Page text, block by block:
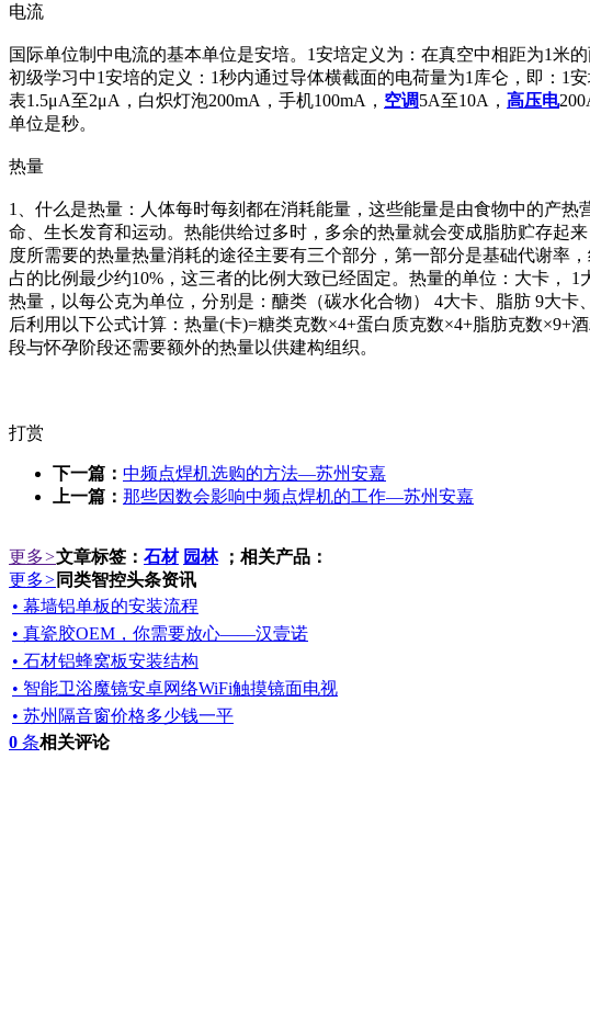
电流
国际单位制中电流的基本单位是安培。1安培定义为：在真空中相距为1米
初级学习中1安培的定义：1秒内通过导体横截面的电荷量为1库仑，即：1
表1.5μA至2μA，白炽灯泡200mA，手机100mA， 空调5A至10A， 高压电
单位是秒。
热量
1、什么是热量：人体每时每刻都在消耗能量，这些能量是由食物中的产
命、生长发育和运动。热能供给过多时，多余的热量就会变成脂肪贮存起
度所需要的热量热量消耗的途径主要有三个部分，第一部分是基础代谢率
占的比例最少约10%，这三者的比例大致已经固定。热量的单位：大卡，
热量，以每公克为单位，分别是：醣类（碳水化合物） 4大卡、脂肪 9大
后利用以下公式计算：热量(卡)=糖类克数×4+蛋白质克数×4+脂肪克数
段与怀孕阶段还需要额外的热量以供建构组织。
打赏
下一篇： 中频点焊机选购的方法—苏州安嘉
上一篇： 那些因数会影响中频点焊机的工作—苏州安嘉
更多>文章标签： 石材 园林；相关产品：
更多> 同类智控头条资讯
• 幕墙铝单板的安装流程
• 真瓷胶OEM，你需要放心——汉壹诺
• 石材铝蜂窝板安装结构
• 智能卫浴魔镜安卓网络WiFi触摸镜面电视
• 苏州隔音窗价格多少钱一平
0 条相关评论